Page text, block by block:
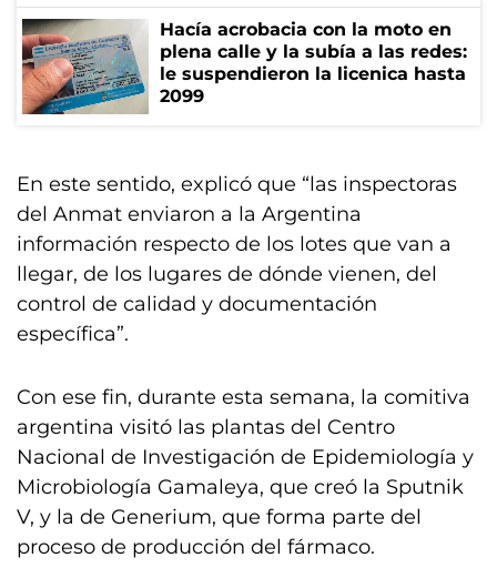
Hacía acrobacia con la moto en
plena calle y la subía a las redes:
le suspendieron la licenica hasta
2099
En este sentido, explicó que “las inspectoras
del Anmat enviaron a la Argentina
información respecto de los lotes que van a
llegar, de los lugares de dónde vienen, del
control de calidad y documentación
específica”.
Con ese fin, durante esta semana, la comitiva
argentina visitó las plantas del Centro
Nacional de Investigación de Epidemiología y
Microbiología Gamaleya, que creó la Sputnik
V, y la de Generium, que forma parte del
proceso de producción del fármaco.